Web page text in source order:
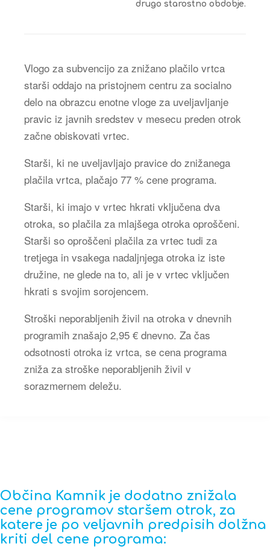
drugo starostno obdobje.
Vlogo za subvencijo za znižano plačilo vrtca
starši oddajo na pristojnem centru za socialno
delo na obrazcu enotne vloge za uveljavljanje
pravic iz javnih sredstev v mesecu preden otrok
začne obiskovati vrtec.
Starši, ki ne uveljavljajo pravice do znižanega
plačila vrtca, plačajo 77 % cene programa.
Starši, ki imajo v vrtec hkrati vključena dva
otroka, so plačila za mlajšega otroka oproščeni.
Starši so oproščeni plačila za vrtec tudi za
tretjega in vsakega nadaljnjega otroka iz iste
družine, ne glede na to, ali je v vrtec vključen
hkrati s svojim sorojencem.
Stroški neporabljenih živil na otroka v dnevnih
programih znašajo 2,95 € dnevno. Za čas
odsotnosti otroka iz vrtca, se cena programa
zniža za stroške neporabljenih živil v
sorazmernem deležu.
Občina Kamnik je dodatno znižala
cene programov staršem otrok, za
katere je po veljavnih predpisih dolžna
kriti del cene programa: